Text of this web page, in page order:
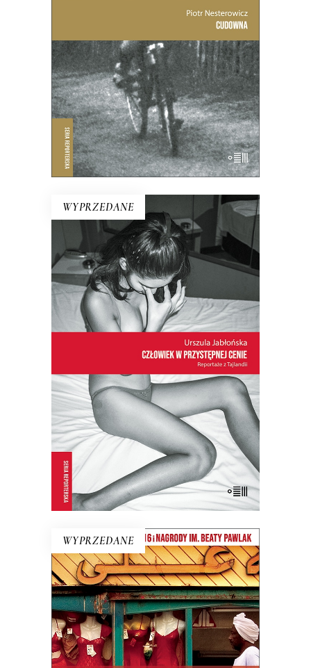
E-BOOK DO KOSZYKA
Rozmawia również z ponad
sześćdziesięcioletnią Jadwigą. Kobieta
do dzisiaj powtarza zdanie, które
usłyszała od Maryi, gdy miała
czternaście lat.
39.00zł 19.50zł
WYPRZEDANE
E-BOOK DO KOSZYKA
CZŁOWIEK W PRZYSTĘPNEJ
CENIE. REPORTAŻE Z
TAJLANDII
Co kryje się za fasadą tajskiego
uśmiechu z folderów turystycznych?
Uwaga! Przeczytaj tę książkę przed
podróżą do Tajlandii, ale nie zabieraj jej
ze sobą. Po lekturze zrozumiesz
dlaczego…
35.00zł 17.50zł
WYPRZEDANE
EGIPT: HARAM HALAL
„Haram” – to zakaz, „halal” –